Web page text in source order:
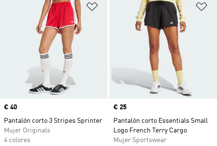
Añadir a la lista de deseos
Precio
€ 40
Pantalón corto 3 Stripes Sprinter
Mujer Originals
4 colores
Precio
€ 25
Pantalón corto Essentials Small
Logo French Terry Cargo
Mujer Sportswear